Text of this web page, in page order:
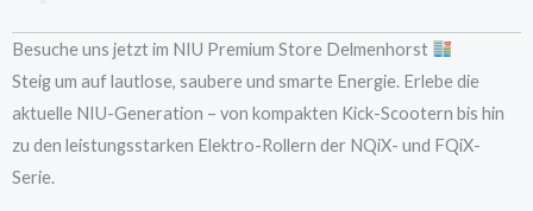
Besuche uns jetzt im NIU Premium Store Delmenhorst
Steig um auf lautlose, saubere und smarte Energie. Erlebe die
aktuelle NIU-Generation – von kompakten Kick-Scootern bis hin
zu den leistungsstarken Elektro-Rollern der NQiX- und FQiX-
Serie.